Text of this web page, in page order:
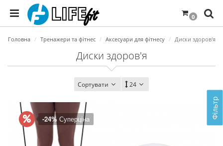
0
Фільтр
Головна Тренажери та фітнес Аксесуари для фітнесу Диски здоров'я
Диски здоров'я
Сортувати 24
-24% Суперціна